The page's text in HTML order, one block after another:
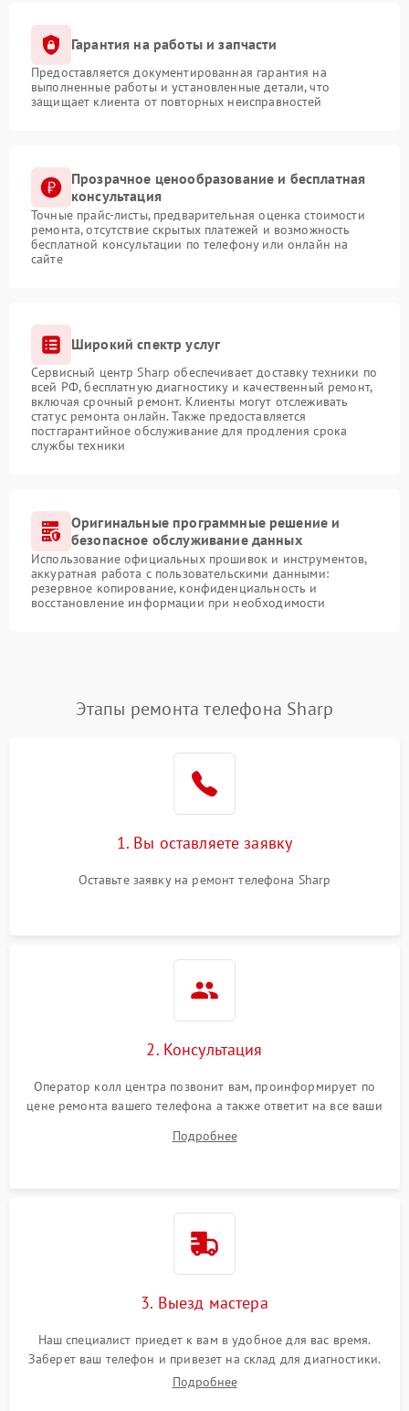
Гарантия на работы и запчасти
Предоставляется документированная гарантия на
выполненные работы и установленные детали, что
защищает клиента от повторных неисправностей
Прозрачное ценообразование и бесплатная
консультация
Точные прайс-листы, предварительная оценка стоимости
ремонта, отсутствие скрытых платежей и возможность
бесплатной консультации по телефону или онлайн на
сайте
Широкий спектр услуг
Сервисный центр Sharp обеспечивает доставку техники по
всей РФ, бесплатную диагностику и качественный ремонт,
включая срочный ремонт. Клиенты могут отслеживать
статус ремонта онлайн. Также предоставляется
постгарантийное обслуживание для продления срока
службы техники
Оригинальные программные решение и
безопасное обслуживание данных
Использование официальных прошивок и инструментов,
аккуратная работа с пользовательскими данными:
резервное копирование, конфиденциальность и
восстановление информации при необходимости
Этапы ремонта телефона Sharp
1. Вы оставляете заявку
Оставьте заявку на ремонт телефона Sharp
2. Консультация
Оператор колл центра позвонит вам, проинформирует по
цене ремонта вашего телефона а также ответит на все ваши
Подробнее
3. Выезд мастера
Наш специалист приедет к вам в удобное для вас время.
Заберет ваш телефон и привезет на склад для диагностики.
Подробнее